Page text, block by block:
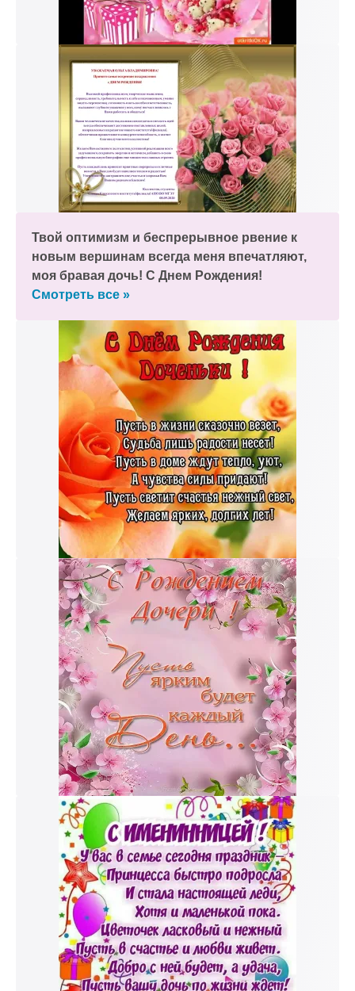
Твой оптимизм и беспрерывное рвение к
новым вершинам всегда меня впечатляют,
моя бравая дочь! С Днем Рождения!
Смотреть все »
и пришлем поздравление!